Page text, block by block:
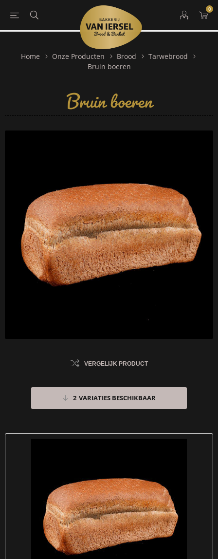
0
Home Onze Producten Brood
Tarwebrood
Bruin boeren
Bruin boeren
VERGELIJK PRODUCT
2 VARIATIES BESCHIKBAAR